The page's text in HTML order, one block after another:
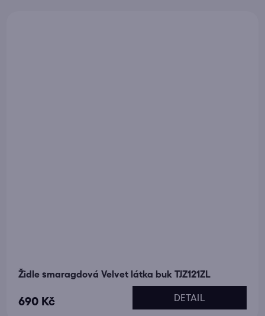
Židle smaragdová Velvet látka buk TJZ121ZL
690 Kč DETAIL